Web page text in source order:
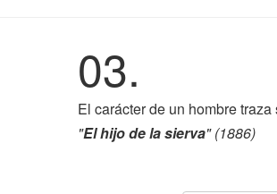
03.
El carácter de un hombre traza
"El hijo de la sierva" (1886)